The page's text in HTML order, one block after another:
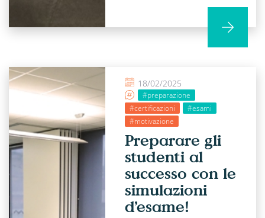
18/02/2025
#preparazione
#certificazioni
#esami
#motivazione
Preparare gli
studenti al
successo con le
simulazioni
d’esame!